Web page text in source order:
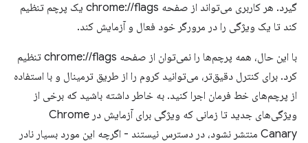
گیرد. هر کاربری می‌تواند از صفحه chrome://flags یک پرچم تنظیم
کند تا یک ویژگی را در مرورگر خود فعال و آزمایش کند.
با این حال، همه پرچم‌ها را نمی‌توان از صفحه chrome://flags تنظیم
کرد. برای کنترل دقیق‌تر، می‌توانید کروم را از طریق ترمینال و با استفاده
از پرچم‌های خط فرمان اجرا کنید. به خاطر داشته باشید که برخی از
ویژگی‌های جدید تا زمانی که ویژگی برای آزمایش در Chrome
Canary منتشر نشود، در دسترس نیستند - اگرچه این مورد بسیار نادر